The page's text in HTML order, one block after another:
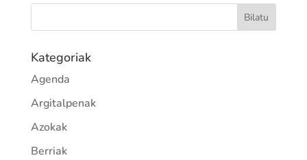
Kategoriak
Agenda
Argitalpenak
Azokak
Berriak